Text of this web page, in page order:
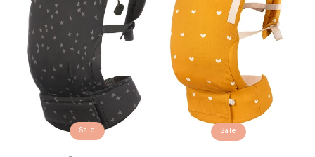
Sale Sale